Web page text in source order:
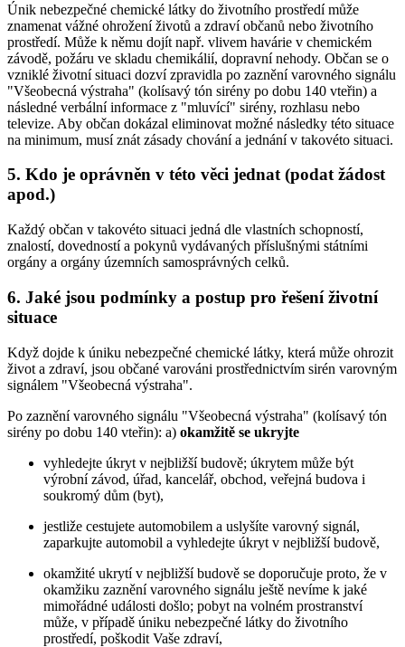
Únik nebezpečné chemické látky do životního prostředí může
znamenat vážné ohrožení životů a zdraví občanů nebo životního
prostředí. Může k němu dojít např. vlivem havárie v chemickém
závodě, požáru ve skladu chemikálií, dopravní nehody. Občan se o
vzniklé životní situaci dozví zpravidla po zaznění varovného signálu
"Všeobecná výstraha" (kolísavý tón sirény po dobu 140 vteřin) a
následné verbální informace z "mluvící" sirény, rozhlasu nebo
televize. Aby občan dokázal eliminovat možné následky této situace
na minimum, musí znát zásady chování a jednání v takovéto situaci.
5. Kdo je oprávněn v této věci jednat (podat žádost
apod.)
Každý občan v takovéto situaci jedná dle vlastních schopností,
znalostí, dovedností a pokynů vydávaných příslušnými státními
orgány a orgány územních samosprávných celků.
6. Jaké jsou podmínky a postup pro řešení životní
situace
Když dojde k úniku nebezpečné chemické látky, která může ohrozit
život a zdraví, jsou občané varováni prostřednictvím sirén varovným
signálem "Všeobecná výstraha".
Po zaznění varovného signálu "Všeobecná výstraha" (kolísavý tón
sirény po dobu 140 vteřin): a) okamžitě se ukryjte
vyhledejte úkryt v nejbližší budově; úkrytem může být
výrobní závod, úřad, kancelář, obchod, veřejná budova i
soukromý dům (byt),
jestliže cestujete automobilem a uslyšíte varovný signál,
zaparkujte automobil a vyhledejte úkryt v nejbližší budově,
okamžité ukrytí v nejbližší budově se doporučuje proto, že v
okamžiku zaznění varovného signálu ještě nevíme k jaké
mimořádné události došlo; pobyt na volném prostranství
může, v případě úniku nebezpečné látky do životního
prostředí, poškodit Vaše zdraví,